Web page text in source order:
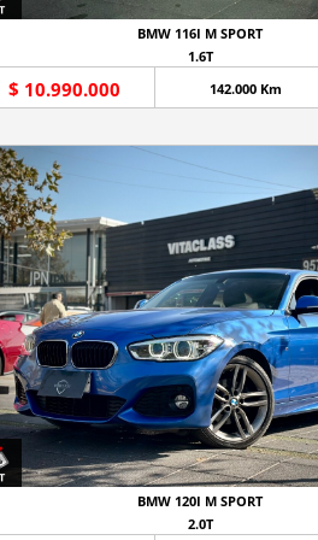
BMW 116I M SPORT
1.6T
$ 10.990.000 142.000 Km
BMW 120I M SPORT
2.0T